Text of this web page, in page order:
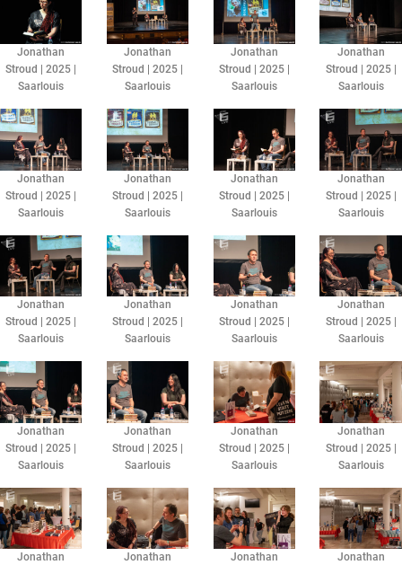
Jonathan
Stroud | 2025 |
Saarlouis
Jonathan
Stroud | 2025 |
Saarlouis
Jonathan
Stroud | 2025 |
Saarlouis
Jonathan
Stroud | 2025 |
Saarlouis
Jonathan
Stroud | 2025 |
Saarlouis
Jonathan
Stroud | 2025 |
Saarlouis
Jonathan
Stroud | 2025 |
Saarlouis
Jonathan
Stroud | 2025 |
Saarlouis
Jonathan
Stroud | 2025 |
Saarlouis
Jonathan
Stroud | 2025 |
Saarlouis
Jonathan
Stroud | 2025 |
Saarlouis
Jonathan
Stroud | 2025 |
Saarlouis
Jonathan
Stroud | 2025 |
Saarlouis
Jonathan
Stroud | 2025 |
Saarlouis
Jonathan
Stroud | 2025 |
Saarlouis
Jonathan
Stroud | 2025 |
Saarlouis
Jonathan
Jonathan
Jonathan
Jonathan